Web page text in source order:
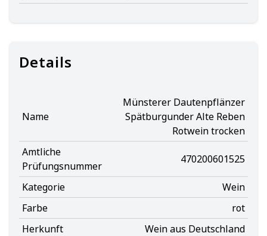
Details
Name
Münsterer Dautenpflänzer
Spätburgunder Alte Reben
Rotwein trocken
Amtliche
Prüfungsnummer
470200601525
Kategorie
Wein
Farbe
rot
Herkunft
Wein aus Deutschland